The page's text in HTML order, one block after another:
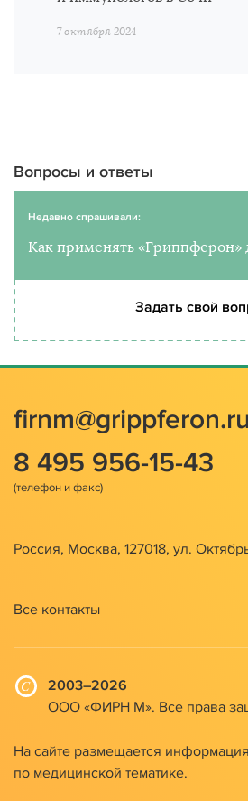
7 октября 2024
Вопросы и ответы
Недавно спрашивали:
Как применять «Гриппферон»
Задать свой
firnm@grippferon.ru
8 495 956-15-43
Россия, Москва, 127018, ул.
Все контакты
2003–2026
ООО «ФИРН М». Все права
На сайте размещается
по медицинской тематике.